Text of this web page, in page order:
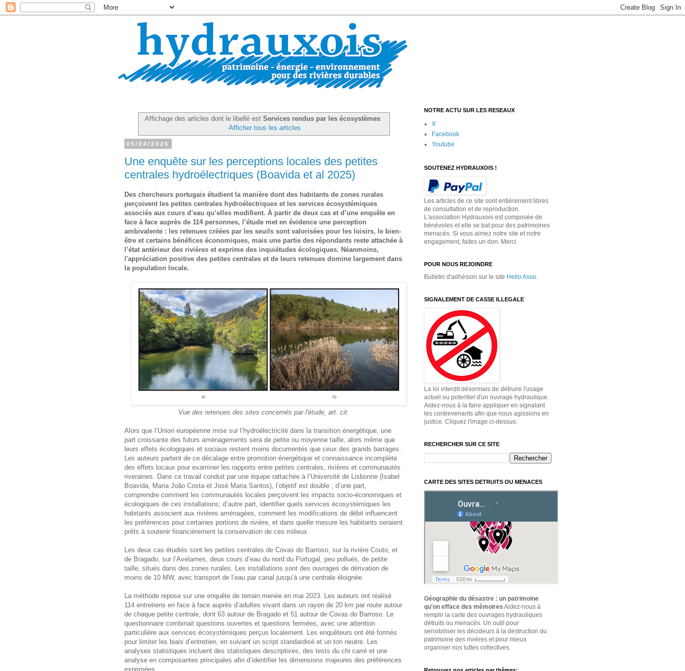
Affichage des articles dont le libellé est Services rendus par les écosystèmes.
Afficher tous les articles
05/04/2026
Une enquête sur les perceptions locales des petites
centrales hydroélectriques (Boavida et al 2025)
Des chercheurs portugais étudient la manière dont des habitants de zones rurales
perçoivent les petites centrales hydroélectriques et les services écosystémiques
associés aux cours d’eau qu’elles modifient. À partir de deux cas et d’une enquête en
face à face auprès de 114 personnes, l’étude met en évidence une perception
ambivalente : les retenues créées par les seuils sont valorisées pour les loisirs, le bien-
être et certains bénéfices économiques, mais une partie des répondants reste attachée à
l’état antérieur des rivières et exprime des inquiétudes écologiques. Néanmoins,
l'appréciation positive des petites centrales et de leurs retenues domine largement dans
la population locale.
Vue des retenues des sites concernés par l'étude, art. cit.
Alors que l’Union européenne mise sur l’hydroélectricité dans la transition énergétique, une
part croissante des futurs aménagements sera de petite ou moyenne taille, alors même que
leurs effets écologiques et sociaux restent moins documentés que ceux des grands barrages.
Les auteurs partent de ce décalage entre promotion énergétique et connaissance incomplète
des effets locaux pour examiner les rapports entre petites centrales, rivières et communautés
riveraines. Dans ce travail conduit par une équipe rattachée à l’Université de Lisbonne (Isabel
Boavida, Maria João Costa et José Maria Santos), l’objetif est double ; d’une part,
comprendre comment les communautés locales perçoivent les impacts socio-économiques et
écologiques de ces installations; d’autre part, identifier quels services écosystémiques les
habitants associent aux rivières aménagées, comment les modifications de débit influencent
les préférences pour certaines portions de rivière, et dans quelle mesure les habitants seraient
prêts à soutenir financièrement la conservation de ces milieux.
Les deux cas étudiés sont les petites centrales de Covas do Barroso, sur la rivière Couto, et
de Bragado, sur l’Avelames, deux cours d’eau du nord du Portugal, peu pollués, de petite
taille, situés dans des zones rurales. Les installations sont des ouvrages de dérivation de
moins de 10 MW, avec transport de l’eau par canal jusqu’à une centrale éloignée.
La méthode repose sur une enquête de terrain menée en mai 2023. Les auteurs ont réalisé
114 entretiens en face à face auprès d’adultes vivant dans un rayon de 20 km par route autour
de chaque petite centrale, dont 63 autour de Bragado et 51 autour de Covas do Barroso. Le
questionnaire combinait questions ouvertes et questions fermées, avec une attention
particulière aux services écosystémiques perçus localement. Les enquêteurs ont été formés
pour limiter les biais d’entretien, en suivant un script standardisé et un ton neutre. Les
analyses statistiques incluent des statistiques descriptives, des tests du chi carré et une
analyse en composantes principales afin d’identifier les dimensions majeures des préférences
exprimées.
NOTRE ACTU SUR LES RESEAUX
X
Facebook
Youtube
SOUTENEZ HYDRAUXOIS !
Les articles de ce site sont entièrement libres
de consultation et de reproduction.
L'association Hydrauxois est composée de
bénévoles et elle se bat pour des patrimoines
menacés. Si vous aimez notre site et notre
engagement, faites un don. Merci.
POUR NOUS REJOINDRE
Bulletin d'adhésion sur le site Hello Asso.
SIGNALEMENT DE CASSE ILLEGALE
La loi interdit désormais de détruire l'usage
actuel ou potentiel d'un ouvrage hydraulique.
Aidez-nous à la faire appliquer en signalant
les contrevenants afin que nous agissions en
justice. Cliquez l'image ci-dessus.
RECHERCHER SUR CE SITE
CARTE DES SITES DETRUITS OU MENACES
Géographie du désastre : un patrimoine
qu'on efface des mémoires Aidez-nous à
remplir la carte des ouvrages hydrauliques
détruits ou menacés. Un outil pour
sensibiliser les décideurs à la destruction du
patrimoine des rivières et pour mieux
organiser nos luttes collectives.